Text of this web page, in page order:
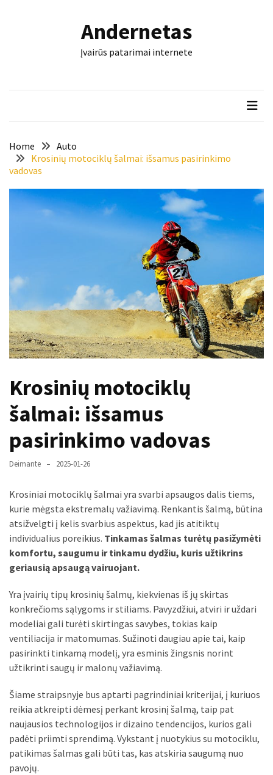
trinkelės
tarnaus
dešimtmečius
paplitę
Reduktorius
dujų
balionui:
detalė,
kurios
svarbos
nuvertinti
pakeistos
detalės,
bildesys
liko:
kad
gedimo
niekas
neieškojo
Krovinių
Suomijos:
kiek
laiko
tikrųjų
Andernetas
Įvairūs patarimai internete
Home
Auto
Krosinių motociklų šalmai: išsamus pasirinkimo
vadovas
Krosinių motociklų
šalmai: išsamus
pasirinkimo vadovas
Deimante 2025-01-26
Krosiniai motociklų šalmai yra svarbi apsaugos dalis tiems,
kurie mėgsta ekstremalų važiavimą. Renkantis šalmą, būtina
atsižvelgti į kelis svarbius aspektus, kad jis atitiktų
individualius poreikius. Tinkamas šalmas turėtų pasižymėti
komfortu, saugumu ir tinkamu dydžiu, kuris užtikrins
geriausią apsaugą vairuojant.
Yra įvairių tipų krosinių šalmų, kiekvienas iš jų skirtas
konkrečioms sąlygoms ir stiliams. Pavyzdžiui, atviri ir uždari
modeliai gali turėti skirtingas savybes, tokias kaip
ventiliacija ir matomumas. Sužinoti daugiau apie tai, kaip
pasirinkti tinkamą modelį, yra esminis žingsnis norint
užtikrinti saugų ir malonų važiavimą.
Šiame straipsnyje bus aptarti pagrindiniai kriterijai, į kuriuos
reikia atkreipti dėmesį perkant krosinį šalmą, taip pat
naujausios technologijos ir dizaino tendencijos, kurios gali
padėti priimti sprendimą. Vykstant į nuotykius su motociklu,
patikimas šalmas gali būti tas, kas atskiria saugumą nuo
pavojų.